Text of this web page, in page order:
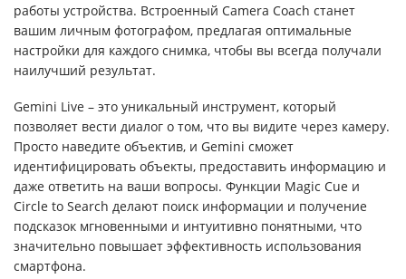
работы устройства. Встроенный Camera Coach станет
вашим личным фотографом, предлагая оптимальные
настройки для каждого снимка, чтобы вы всегда получали
наилучший результат.
Gemini Live – это уникальный инструмент, который
позволяет вести диалог о том, что вы видите через камеру.
Просто наведите объектив, и Gemini сможет
идентифицировать объекты, предоставить информацию и
даже ответить на ваши вопросы. Функции Magic Cue и
Circle to Search делают поиск информации и получение
подсказок мгновенными и интуитивно понятными, что
значительно повышает эффективность использования
смартфона.